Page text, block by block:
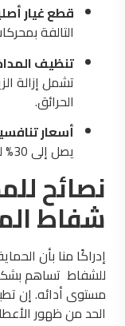
قطع غيار أصلية
التالفة
تنظيف المداخن
تشمل إزالة
الحرائق.
أسعار تنافسية
يصل إلى 30% لجميع المناطق.
نصائح
شفاط
إدراكًا منا بأن
للشفاط تساهم بشكل
مستوى أدائه. إن
الحد من ظهور الأعطال: